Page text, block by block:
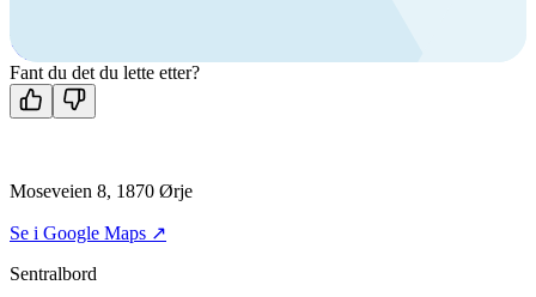
Kontakt oss
Fant du det du lette etter?
Moseveien 8, 1870 Ørje
Se i Google Maps ↗
Sentralbord